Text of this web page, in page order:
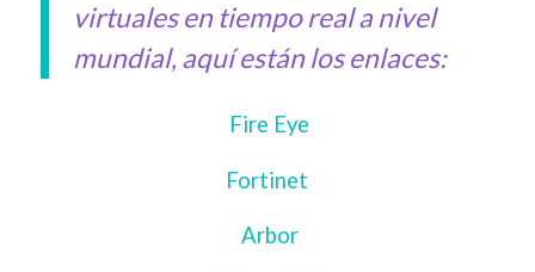
virtuales en tiempo real a nivel
mundial, aquí están los enlaces:
Fire Eye
Fortinet
Arbor